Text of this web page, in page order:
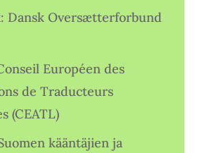
Dansk Oversætterforbund
Européen des
de Traducteurs
(CEATL)
kääntäjien ja